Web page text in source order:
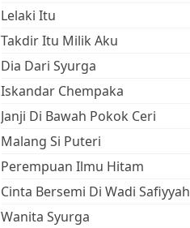
Lelaki Itu
Takdir Itu Milik Aku
Dia Dari Syurga
Iskandar Chempaka
Janji Di Bawah Pokok Ceri
Malang Si Puteri
Perempuan Ilmu Hitam
Cinta Bersemi Di Wadi Safiyyah
Wanita Syurga